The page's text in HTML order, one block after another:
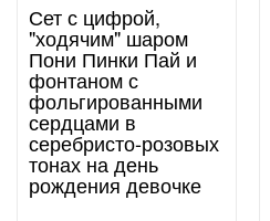
Сет с цифрой,
"ходячим" шаром
Пони Пинки Пай и
фонтаном с
фольгированными
сердцами в
серебристо-розовых
тонах на день
рождения девочке